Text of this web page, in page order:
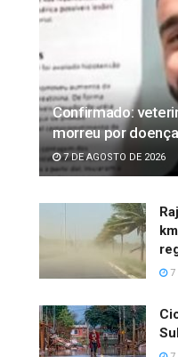
Confirmado:
morreu por
7 DE AGOSTO DE 2026
7